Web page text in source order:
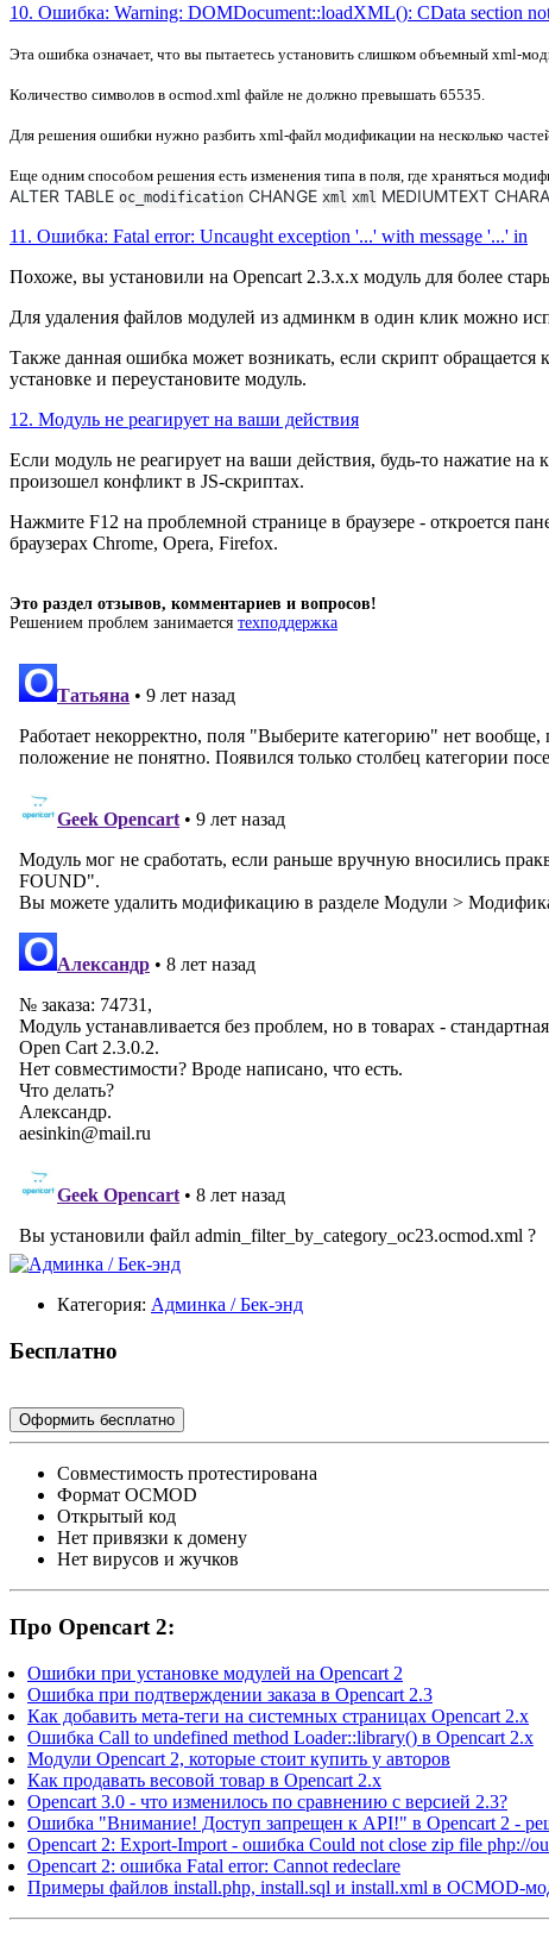
10. Ошибка: Warning: DOMDocument::loadXML(): CData section
Эта ошибка означает, что вы пытаетесь установить слишком объемный xml-
Количество символов в ocmod.xml файле не должно превышать 65535
Для решения ошибки нужно разбить xml-файл модификации на несколько
Еще одним способом решения есть изменения типа в поля, где храняться
ALTER TABLE oc_modification CHANGE xml xml MEDIUMTEXT
11. Ошибка: Fatal error: Uncaught exception '...' with message '...' in
Похоже, вы установили на Opencart 2.3.x.x модуль для более
Для удаления файлов модулей из админкм в один клик можно
Также данная ошибка может возникать, если скрипт
установке и переустановите модуль.
12. Модуль не реагирует на ваши действия
Если модуль не реагирует на ваши действия, будь-то нажатие
произошел конфликт в JS-скриптах.
Нажмите F12 на проблемной странице в браузере - откроется
браузерах Chrome, Opera, Firefox.
Это раздел отзывов, комментариев и вопросов!
Решением проблем занимается техподдержка
Категория: Админка / Бек-энд
Бесплатно
Оформить бесплатно
Cовместимость протестирована
Формат OCMOD
Открытый код
Нет привязки к домену
Нет вирусов и жучков
Про Opencart 2:
Ошибки при установке модулей на Opencart 2
Ошибка при подтверждении заказа в Opencart 2.3
Как добавить мета-теги на системных страницах Opencart 2.x
Ошибка Call to undefined method Loader::library() в Opencart 2.x
Модули Opencart 2, которые стоит купить у авторов
Как продавать весовой товар в Opencart 2.x
Opencart 3.0 - что изменилось по сравнению с версией 2.3?
Ошибка "Внимание! Доступ запрещен к API!" в Opencart 2 -
Opencart 2: Export-Import - ошибка Could not close zip file php://
Opencart 2: ошибка Fatal error: Cannot redeclare
Примеры файлов install.php, install.sql и install.xml в OCMOD-